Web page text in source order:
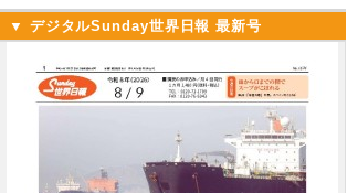
▼ デジタルSunday世界日報 最新号